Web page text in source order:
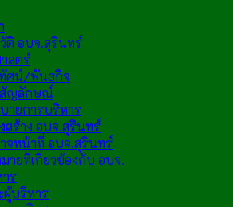
ติ อบจ.สุรินทร์
สตร์
ศน์/พันธกิจ
ญลักษณ์
ายการบริหาร
สร้าง อบจ.สุรินทร์
จหน้าที่ อบจ.สุรินทร์
ายที่เกี่ยวข้องกับ อบจ.
ร
บริหาร